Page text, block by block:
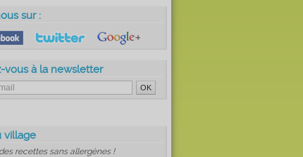
sur :
vous à la newsletter
village
recettes sans allergènes !